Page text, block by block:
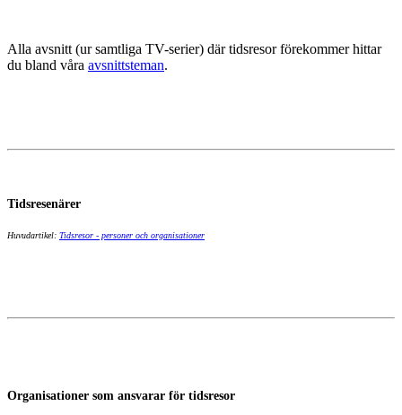
Alla avsnitt (ur samtliga TV-serier) där tidsresor förekommer hittar
du bland våra avsnittsteman.
Tidsresenärer
Huvudartikel: Tidsresor - personer och organisationer
Organisationer som ansvarar för tidsresor